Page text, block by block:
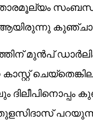
താരമൂല്യം
മുൻപ്